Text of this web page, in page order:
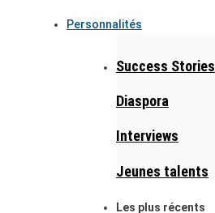
Personnalités
Success Stories
Diaspora
Interviews
Jeunes talents
Les plus récents